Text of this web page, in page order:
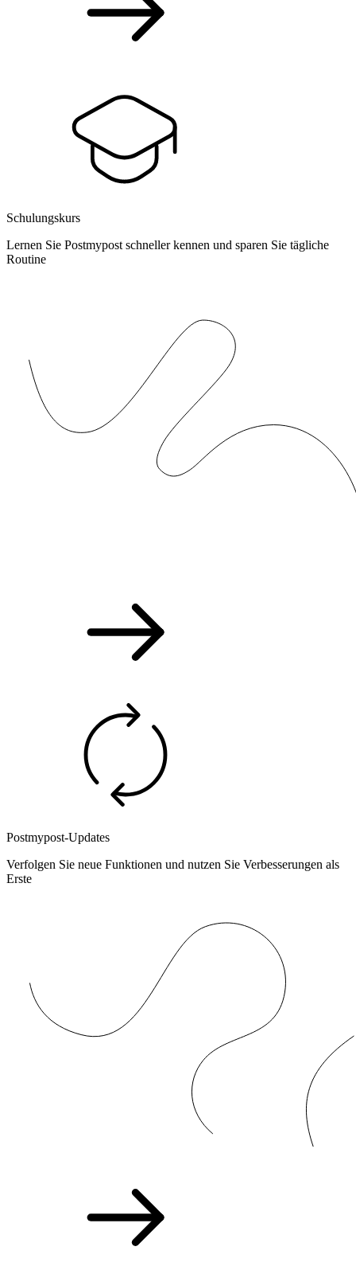
Schulungskurs
Lernen Sie Postmypost schneller kennen und sparen Sie tägliche
Routine
Postmypost-Updates
Verfolgen Sie neue Funktionen und nutzen Sie Verbesserungen als
Erste